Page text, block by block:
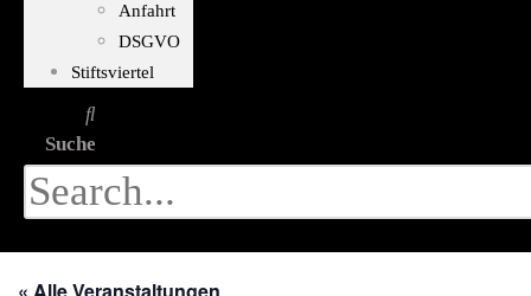
Anfahrt
DSGVO
Stiftsviertel
Suche